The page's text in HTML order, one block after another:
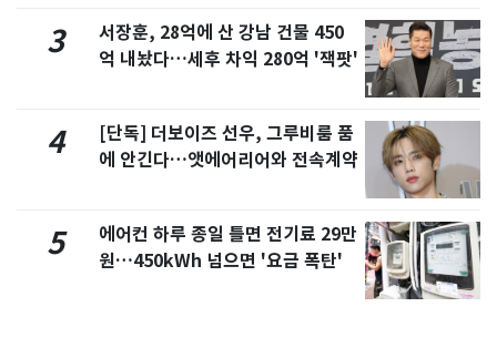
3
서장훈, 28억에 산 강남 건물 450
억 내놨다…세후 차익 280억 '잭팟'
4
[단독] 더보이즈 선우, 그루비룸 품
에 안긴다…앳에어리어와 전속계약
5
에어컨 하루 종일 틀면 전기료 29만
원…450kWh 넘으면 '요금 폭탄'